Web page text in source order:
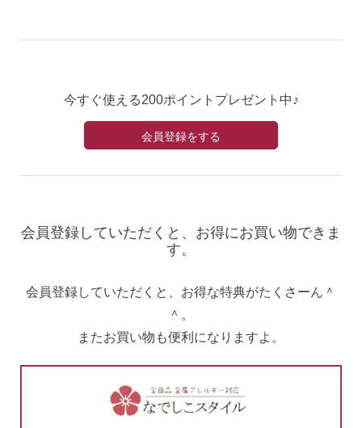
今すぐ使える200ポイントプレゼント中♪
会員登録をする
会員登録していただくと、お得にお買い物できま
す。
会員登録していただくと、お得な特典がたくさーん＾
＾。
またお買い物も便利になりますよ。